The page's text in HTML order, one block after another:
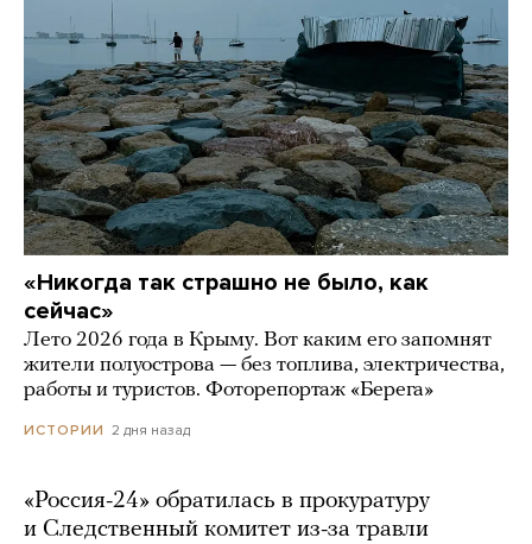
«Никогда так страшно не было, как
сейчас»
Лето 2026 года в Крыму. Вот каким его запомнят
жители полуострова — без топлива, электричества,
работы и туристов. Фоторепортаж «Берега»
ИСТОРИИ 2 дня назад
«Россия-24» обратилась в прокуратуру
и Следственный комитет из-за травли